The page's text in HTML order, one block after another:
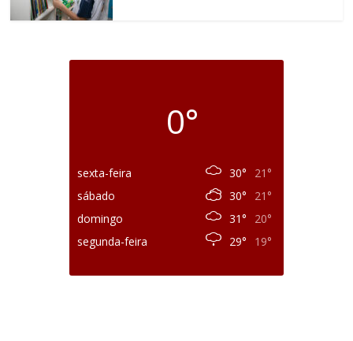
0°
sexta-feira 30°
21°
sábado
30°
21°
domingo
31°
20°
segunda-feira
29° 19°